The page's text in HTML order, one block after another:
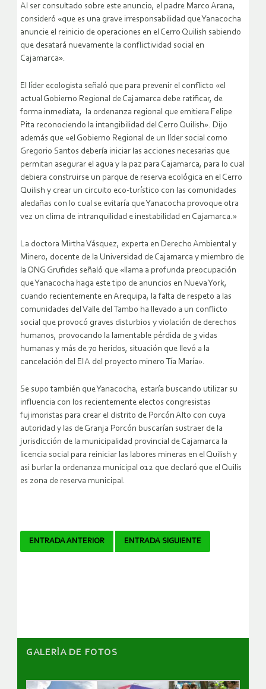
Al ser consultado sobre este anuncio, el padre Marco Arana,
consideró «que es una grave irresponsabilidad que Yanacocha
anuncie el reinicio de operaciones en el Cerro Quilish sabiendo
que desatará nuevamente la conflictividad social en
Cajamarca».
El líder ecologista señaló que para prevenir el conflicto «el
actual Gobierno Regional de Cajamarca debe ratificar, de
forma inmediata, la ordenanza regional que emitiera Felipe
Pita reconociendo la intangibilidad del Cerro Quilish». Dijo
además que «el Gobierno Regional de un líder social como
Gregorio Santos debería iniciar las acciones necesarias que
permitan asegurar el agua y la paz para Cajamarca, para lo cual
debiera construirse un parque de reserva ecológica en el Cerro
Quilish y crear un circuito eco-turístico con las comunidades
aledañas con lo cual se evitaría que Yanacocha provoque otra
vez un clima de intranquilidad e inestabilidad en Cajamarca.»
La doctora Mirtha Vásquez, experta en Derecho Ambiental y
Minero, docente de la Universidad de Cajamarca y miembro de
la ONG Grufides señaló que «llama a profunda preocupación
que Yanacocha haga este tipo de anuncios en Nueva York,
cuando recientemente en Arequipa, la falta de respeto a las
comunidades del Valle del Tambo ha llevado a un conflicto
social que provocó graves disturbios y violación de derechos
humanos, provocando la lamentable pérdida de 3 vidas
humanas y más de 70 heridos, situación que llevó a la
cancelación del EIA del proyecto minero Tía María».
Se supo también que Yanacocha, estaría buscando utilizar su
influencia con los recientemente electos congresistas
fujimoristas para crear el distrito de Porcón Alto con cuya
autoridad y las de Granja Porcón buscarían sustraer de la
jurisdicción de la municipalidad provincial de Cajamarca la
licencia social para reiniciar las labores mineras en el Quilish y
asi burlar la ordenanza municipal 012 que declaró que el Quilis
es zona de reserva municipal.
Navegador
ENTRADA ANTERIOR ENTRADA SIGUIENTE
GALERÌA DE FOTOS